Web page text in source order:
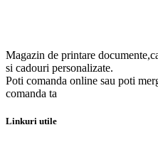
Magazin de printare
si cadouri personalizate.
Poti comanda online sau poti
comanda ta
Linkuri utile